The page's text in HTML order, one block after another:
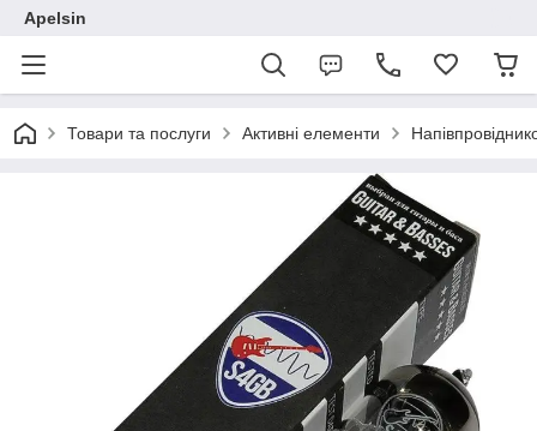
Apelsin
Товари та послуги Активні елементи